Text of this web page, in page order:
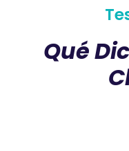
Qué